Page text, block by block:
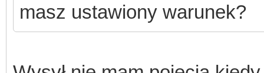
masz ustawiony warunek?